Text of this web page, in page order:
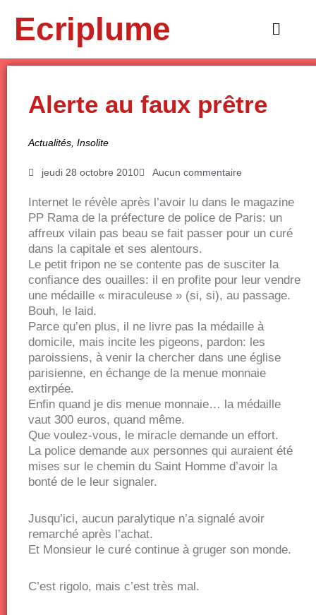
contenuEcriplume
Main
Alerte au faux prêtre
Actualités, Insolite
jeudi 28 octobre 2010 Aucun commentaire
Internet le révèle après l’avoir lu dans le magazine
PP Rama de la préfecture de police de Paris: un
affreux vilain pas beau se fait passer pour un curé
dans la capitale et ses alentours.
Le petit fripon ne se contente pas de susciter la
confiance des ouailles: il en profite pour leur vendre
une médaille « miraculeuse » (si, si), au passage.
Bouh, le laid.
Parce qu’en plus, il ne livre pas la médaille à
domicile, mais incite les pigeons, pardon: les
paroissiens, à venir la chercher dans une église
parisienne, en échange de la menue monnaie
extirpée.
Enfin quand je dis menue monnaie… la médaille
vaut 300 euros, quand même.
Que voulez-vous, le miracle demande un effort.
La police demande aux personnes qui auraient été
mises sur le chemin du Saint Homme d’avoir la
bonté de le leur signaler.
Jusqu’ici, aucun paralytique n’a signalé avoir
remarché après l’achat.
Et Monsieur le curé continue à gruger son monde.
C’est rigolo, mais c’est très mal.